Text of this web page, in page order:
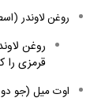
روغن لاوندر
روغن
قرمزی را
اوت میل (جو